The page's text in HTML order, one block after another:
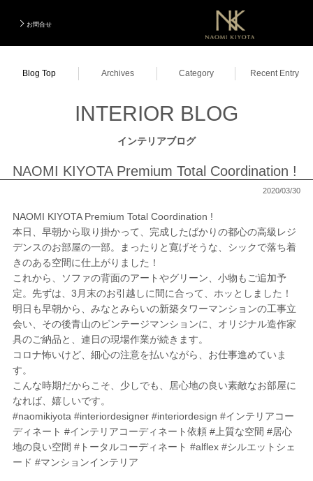
お問合せ
Photo Gallery
ModelRoom Coordination モデルルームコーディネーション
Order Made オーダーメイド
Company Information 会社紹介
INTERIOR BLOG インテリアブログ
SHOPPING
FABRIC
CUSHION クッション
ACCESSORY アクセサリー
LIVING DINING ROOM
Blog Top Archives Category Recent Entry
INTERIOR BLOG
インテリアブログ
NAOMI KIYOTA Premium Total Coordination !
2020/03/30
NAOMI KIYOTA Premium Total Coordination !
本日、早朝から取り掛かって、完成したばかりの都心の高級レジ
デンスのお部屋の一部。まったりと寛げそうな、シックで落ち着
きのある空間に仕上がりました！
これから、ソファの背面のアートやグリーン、小物もご追加予
定。先ずは、3月末のお引越しに間に合って、ホッとしました！
明日も早朝から、みなとみらいの新築タワーマンションの工事立
会い、その後青山のビンテージマンションに、オリジナル造作家
具のご納品と、連日の現場作業が続きます。
コロナ怖いけど、細心の注意を払いながら、お仕事進めていま
す。
こんな時期だからこそ、少しでも、居心地の良い素敵なお部屋に
なれば、嬉しいです。
#naomikiyota #interiordesigner #interiordesign #インテリアコー
ディネート #インテリアコーディネート依頼 #上質な空間 #居心
地の良い空間 #トータルコーディネート #alflex #シルエットシェ
ード #マンションインテリア